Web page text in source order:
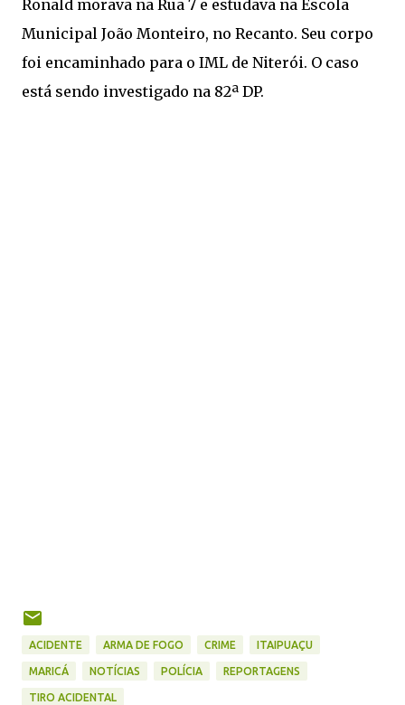
Ronald morava na Rua 7 e estudava na Escola
Municipal João Monteiro, no Recanto. Seu corpo
foi encaminhado para o IML de Niterói. O caso
está sendo investigado na 82ª DP.
ACIDENTE ARMA DE FOGO CRIME ITAIPUAÇU
MARICÁ NOTÍCIAS POLÍCIA REPORTAGENS
TIRO ACIDENTAL